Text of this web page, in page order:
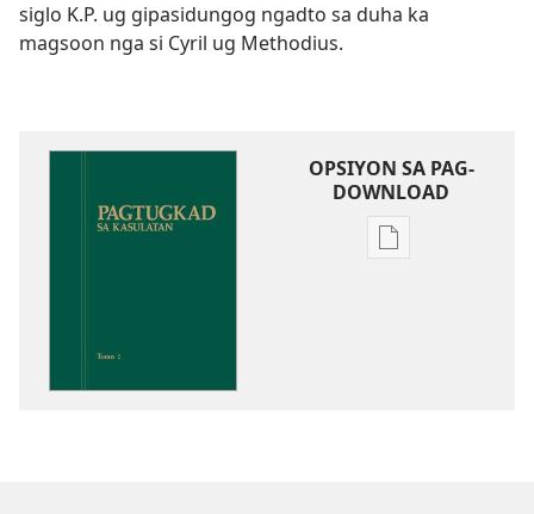
siglo K.P. ug gipasidungog ngadto sa duha ka
magsoon nga si Cyril ug Methodius.
OPSIYON SA PAG-
DOWNLOAD
Opsiyon